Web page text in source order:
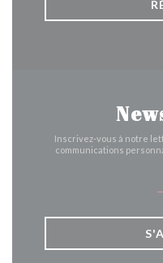
Inscrivez-vous à notre
communications